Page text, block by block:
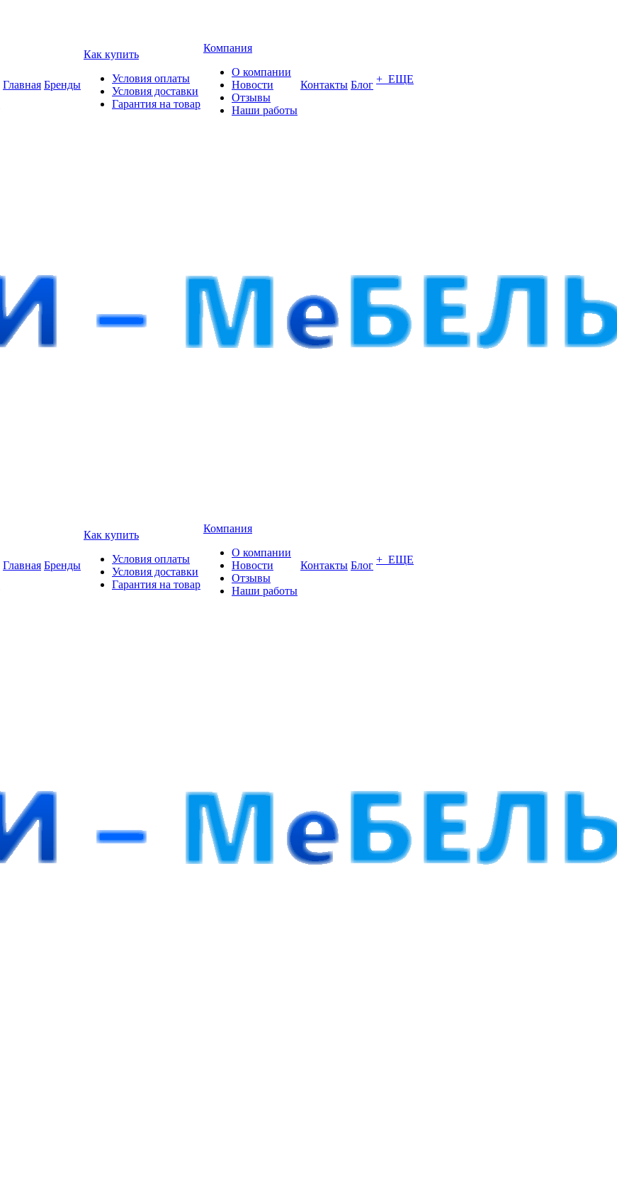
Главная Бренды
Как купить
Условия оплаты
Условия доставки
Гарантия на товар
Компания
О компании
Новости
Отзывы
Наши работы
Контакты Блог + ЕЩЕ
Главная Бренды
Как купить
Условия оплаты
Условия доставки
Гарантия на товар
Компания
О компании
Новости
Отзывы
Наши работы
Контакты Блог + ЕЩЕ